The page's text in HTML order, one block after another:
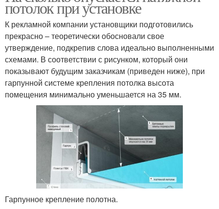
потолок при установке
К рекламной компании установщики подготовились
прекрасно – теоретически обосновали свое
утверждение, подкрепив слова идеально выполненными
схемами. В соответствии с рисунком, который они
показывают будущим заказчикам (приведен ниже), при
гарпунной системе крепления потолка высота
помещения минимально уменьшается на 35 мм.
Гарпунное крепление полотна.